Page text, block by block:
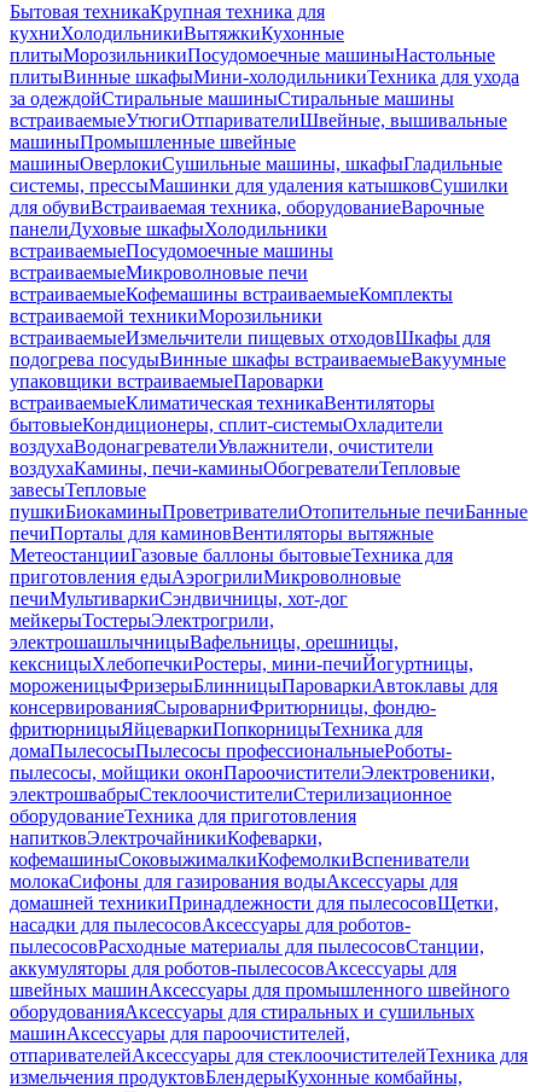
Бытовая техникаКрупная техника для
кухниХолодильникиВытяжкиКухонные
плитыМорозильникиПосудомоечные машиныНастольные
плитыВинные шкафыМини-холодильникиТехника для ухода
за одеждойСтиральные машиныСтиральные машины
встраиваемыеУтюгиОтпаривателиШвейные, вышивальные
машиныПромышленные швейные
машиныОверлокиСушильные машины, шкафыГладильные
системы, прессыМашинки для удаления катышковСушилки
для обувиВстраиваемая техника, оборудованиеВарочные
панелиДуховые шкафыХолодильники
встраиваемыеПосудомоечные машины
встраиваемыеМикроволновые печи
встраиваемыеКофемашины встраиваемыеКомплекты
встраиваемой техникиМорозильники
встраиваемыеИзмельчители пищевых отходовШкафы для
подогрева посудыВинные шкафы встраиваемыеВакуумные
упаковщики встраиваемыеПароварки
встраиваемыеКлиматическая техникаВентиляторы
бытовыеКондиционеры, сплит-системыОхладители
воздухаВодонагревателиУвлажнители, очистители
воздухаКамины, печи-каминыОбогревателиТепловые
завесыТепловые
пушкиБиокаминыПроветривателиОтопительные печиБанные
печиПорталы для каминовВентиляторы вытяжные
МетеостанцииГазовые баллоны бытовыеТехника для
приготовления едыАэрогрилиМикроволновые
печиМультиваркиСэндвичницы, хот-дог
мейкерыТостерыЭлектрогрили,
электрошашлычницыВафельницы, орешницы,
кексницыХлебопечкиРостеры, мини-печиЙогуртницы,
мороженицыФризерыБлинницыПароваркиАвтоклавы для
консервированияСыроварниФритюрницы, фондю-
фритюрницыЯйцеваркиПопкорницыТехника для
домаПылесосыПылесосы профессиональныеРоботы-
пылесосы, мойщики оконПароочистителиЭлектровеники,
электрошвабрыСтеклоочистителиСтерилизационное
оборудованиеТехника для приготовления
напитковЭлектрочайникиКофеварки,
кофемашиныСоковыжималкиКофемолкиВспениватели
молокаСифоны для газирования водыАксессуары для
домашней техникиПринадлежности для пылесосовЩетки,
насадки для пылесосовАксессуары для роботов-
пылесосовРасходные материалы для пылесосовСтанции,
аккумуляторы для роботов-пылесосовАксессуары для
швейных машинАксессуары для промышленного швейного
оборудованияАксессуары для стиральных и сушильных
машинАксессуары для пароочистителей,
отпаривателейАксессуары для стеклоочистителейТехника для
измельчения продуктовБлендерыКухонные комбайны,